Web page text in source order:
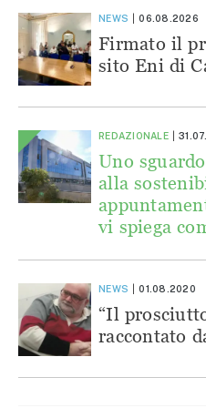
NEWS 06.08.2026
Firmato il
sito Eni di
REDAZIONALE
Uno
alla
vi spiega
NEWS 01.08.2020
“Il
raccontato